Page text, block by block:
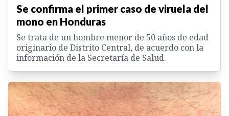
Se confirma el primer caso de viruela del
mono en Honduras
Se trata de un hombre menor de 50 años de edad
originario de Distrito Central, de acuerdo con la
información de la Secretaría de Salud.